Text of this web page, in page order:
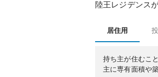
陸王レジデンス
居住用
持ち主が住むこ
主に専有面積や